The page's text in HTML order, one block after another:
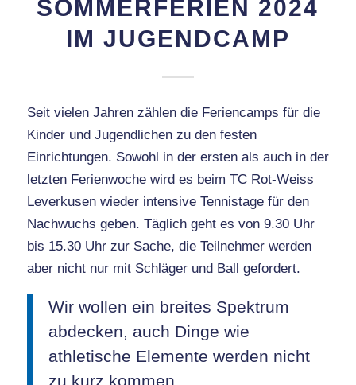
SOMMERFERIEN 2024
IM JUGENDCAMP
Seit vielen Jahren zählen die Feriencamps für die
Kinder und Jugendlichen zu den festen
Einrichtungen. Sowohl in der ersten als auch in der
letzten Ferienwoche wird es beim TC Rot-Weiss
Leverkusen wieder intensive Tennistage für den
Nachwuchs geben. Täglich geht es von 9.30 Uhr
bis 15.30 Uhr zur Sache, die Teilnehmer werden
aber nicht nur mit Schläger und Ball gefordert.
Wir wollen ein breites Spektrum
abdecken, auch Dinge wie
athletische Elemente werden nicht
zu kurz kommen.